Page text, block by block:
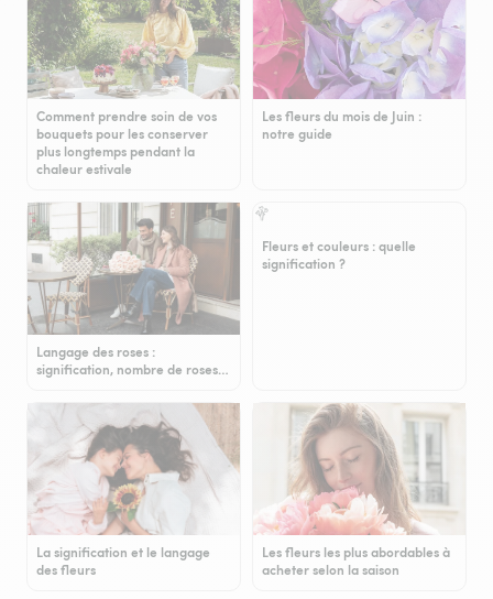
Comment prendre soin de vos
bouquets pour les conserver
plus longtemps pendant la
chaleur estivale
Les fleurs du mois de Juin :
notre guide
Langage des roses :
signification, nombre de roses…
Fleurs et couleurs : quelle
signification ?
La signification et le langage
des fleurs
Les fleurs les plus abordables à
acheter selon la saison